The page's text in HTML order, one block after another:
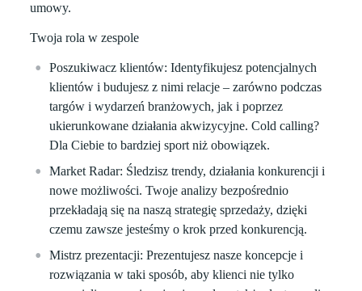
umowy.
Twoja rola w zespole
Poszukiwacz klientów:Identyfikujesz potencjalnych
klientów i budujesz z nimi relacje – zarówno podczas
targów i wydarzeń branżowych, jak i poprzez
ukierunkowane działania akwizycyjne. Cold calling?
Dla Ciebie to bardziej sport niż obowiązek.
Market Radar: Śledzisz trendy, działania konkurencji i
nowe możliwości. Twoje analizy bezpośrednio
przekładają się na naszą strategię sprzedaży, dzięki
czemu zawsze jesteśmy o krok przed konkurencją.
Mistrz prezentacji: Prezentujesz nasze koncepcje i
rozwiązania w taki sposób, aby klienci nie tylko